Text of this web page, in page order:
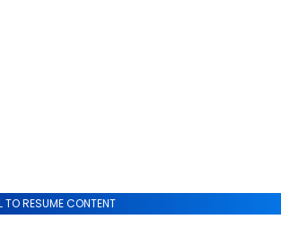
TO RESUME CONTENT